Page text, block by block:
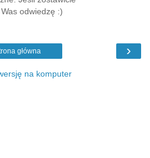
odwiedzę :)
›
główna
na komputer